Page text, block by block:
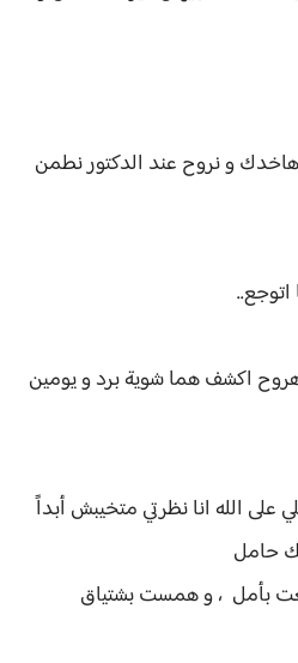
و نروح عند الدكتور نطمن
اكشف هما شوية برد و يومين
على الله انا نظرتي متخيبش أبداً
حامل
بأمل ، و همست بشتياق